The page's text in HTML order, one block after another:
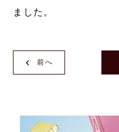
ました。
前へ